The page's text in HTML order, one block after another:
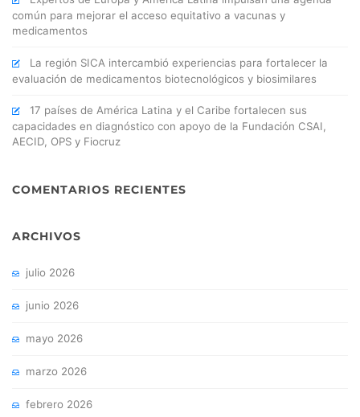
común para mejorar el acceso equitativo a vacunas y
medicamentos
La región SICA intercambió experiencias para fortalecer la
evaluación de medicamentos biotecnológicos y biosimilares
17 países de América Latina y el Caribe fortalecen sus
capacidades en diagnóstico con apoyo de la Fundación CSAI,
AECID, OPS y Fiocruz
COMENTARIOS RECIENTES
ARCHIVOS
julio 2026
junio 2026
mayo 2026
marzo 2026
febrero 2026